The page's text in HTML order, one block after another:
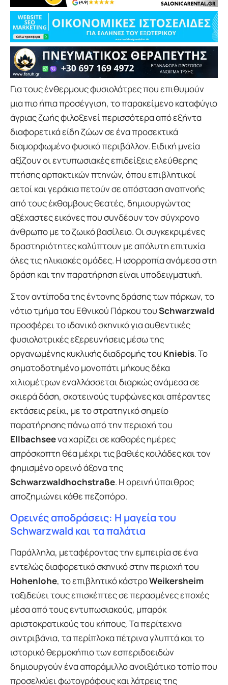
Για τους ένθερμους φυσιολάτρες που επιθυμούν
μια πιο ήπια προσέγγιση, το παρακείμενο καταφύγιο
άγριας ζωής φιλοξενεί περισσότερα από εξήντα
διαφορετικά είδη ζώων σε ένα προσεκτικά
διαμορφωμένο φυσικό περιβάλλον. Ειδική μνεία
αξίζουν οι εντυπωσιακές επιδείξεις ελεύθερης
πτήσης αρπακτικών πτηνών, όπου επιβλητικοί
αετοί και γεράκια πετούν σε απόσταση αναπνοής
από τους έκθαμβους θεατές, δημιουργώντας
αξέχαστες εικόνες που συνδέουν τον σύγχρονο
άνθρωπο με το ζωικό βασίλειο. Οι συγκεκριμένες
δραστηριότητες καλύπτουν με απόλυτη επιτυχία
όλες τις ηλικιακές ομάδες. Η ισορροπία ανάμεσα στη
δράση και την παρατήρηση είναι υποδειγματική.
Στον αντίποδα της έντονης δράσης των πάρκων, το
νότιο τμήμα του Εθνικού Πάρκου τουSchwarzwald
προσφέρει το ιδανικό σκηνικό για αυθεντικές
φυσιολατρικές εξερευνήσεις μέσω της
οργανωμένης κυκλικής διαδρομής του Kniebis. Το
σηματοδοτημένο μονοπάτι μήκους δέκα
χιλιομέτρων εναλλάσσεται διαρκώς ανάμεσα σε
σκιερά δάση, σκοτεινούς τυρφώνες και απέραντες
εκτάσεις ρείκι, με το στρατηγικό σημείο
παρατήρησης πάνω από την περιοχή του
Ellbachseeνα χαρίζει σε καθαρές ημέρες
απρόσκοπτη θέα μέχρι τις βαθιές κοιλάδες και τον
φημισμένο ορεινό άξονα της
Schwarzwaldhochstraße. Η ορεινή ύπαιθρος
αποζημιώνει κάθε πεζοπόρο.
Ορεινές αποδράσεις: Η μαγεία του
Schwarzwald και τα παλάτια
Παράλληλα, μεταφέροντας την εμπειρία σε ένα
εντελώς διαφορετικό σκηνικό στην περιοχή του
Hohenlohe, το επιβλητικό κάστροWeikersheim
ταξιδεύει τους επισκέπτες σε περασμένες εποχές
μέσα από τους εντυπωσιακούς, μπαρόκ
αριστοκρατικούς του κήπους. Τα περίτεχνα
σιντριβάνια, τα περίπλοκα πέτρινα γλυπτά και το
ιστορικό θερμοκήπιο των εσπεριδοειδών
δημιουργούν ένα απαράμιλλο ανοιξιάτικο τοπίο που
προσελκύει φωτογράφους και λάτρεις της